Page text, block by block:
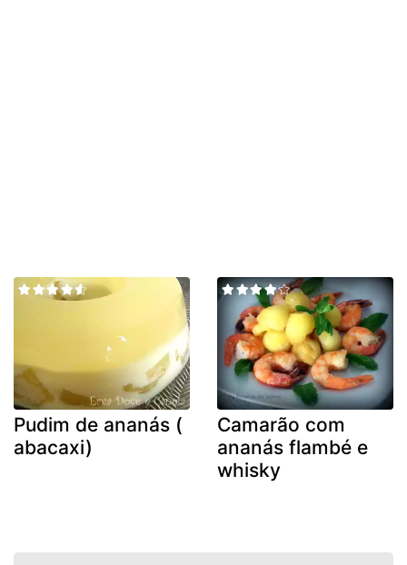
Pudim de ananás (
abacaxi)
Camarão com
ananás flambé e
whisky